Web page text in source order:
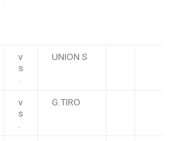
v
s
.
UNION S
v
s
.
G.TIRO